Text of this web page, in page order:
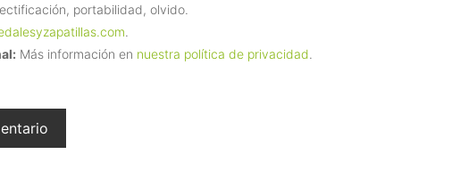
portabilidad, olvido.
.
Más información en nuestra política de privacidad.